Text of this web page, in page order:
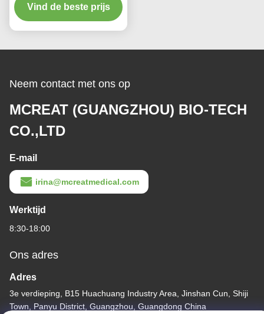
PU-manschetten
Vind de beste prijs
Neem contact met ons op
MCREAT (GUANGZHOU) BIO-TECH
CO.,LTD
E-mail
irina@mcreatmedical.com
Werktijd
8:30-18:00
Ons adres
Adres
3e verdieping, B15 Huachuang Industry Area, Jinshan Cun, Shiji
Town, Panyu District, Guangzhou, Guangdong China